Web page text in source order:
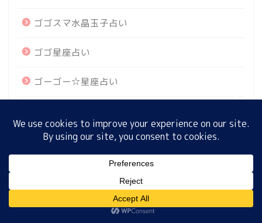
ゴゴスマ水晶玉子占い
ゴゴ星座占い
ゴーゴー☆星座占い
スッキリす誕生月占い
ストロベリームーン
プロフィール サイトマップ